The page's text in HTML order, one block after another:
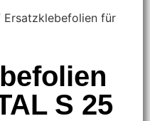
Ersatzklebefolien für
S 25